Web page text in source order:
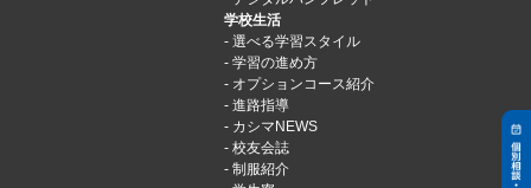
学校生活
選べる学習スタイル
学習の進め方
オプションコース紹介
進路指導
カシマNEWS
校友会誌
制服紹介